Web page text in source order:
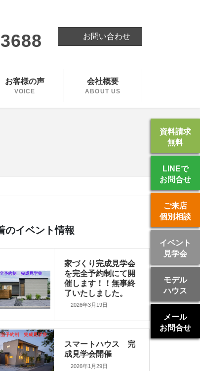
お問い合わせ
お客様の声
VOICE
会社概要
ABOUT US
のイベント情報
家づくり完成見学会
を完全予約制にて開
催します！！無事終
了いたしました。
2026年3月19日
スマートハウス 完
成見学会開催
2026年1月29日
資料請求
無料
LINEで
お問合せ
ご来店
個別相談
イベント
見学会
モデル
ハウス
メール
お問合せ